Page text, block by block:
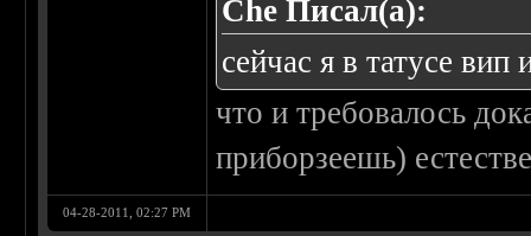
Che Писал(а):
сейчас я в татусе вип
что и требовалось
приборзеешь)
04-28-2011, 02:27 PM